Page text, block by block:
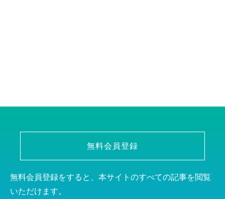
無料会員登録
無料会員登録をすると、本サイトのすべての記事を閲覧
いただけます。